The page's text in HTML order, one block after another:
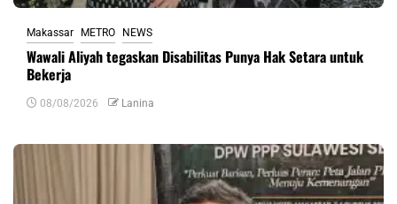
Makassar METRO NEWS
Wawali Aliyah tegaskan Disabilitas Punya Hak Setara untuk
Bekerja
08/08/2026 Lanina